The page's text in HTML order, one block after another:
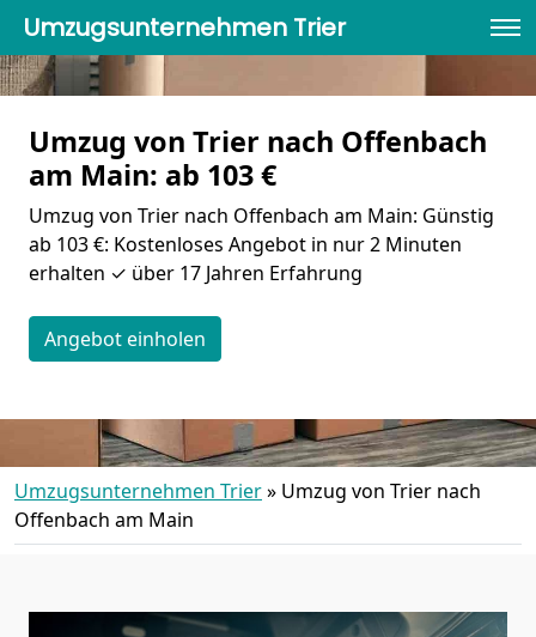
Umzugsunternehmen Trier
Umzug von Trier nach Offenbach
am Main: ab 103 €
Umzug von Trier nach Offenbach am Main: Günstig
ab 103 €: Kostenloses Angebot in nur 2 Minuten
erhalten ✓ über 17 Jahren Erfahrung
Angebot einholen
Umzugsunternehmen Trier» Umzug von Trier nach
Offenbach am Main